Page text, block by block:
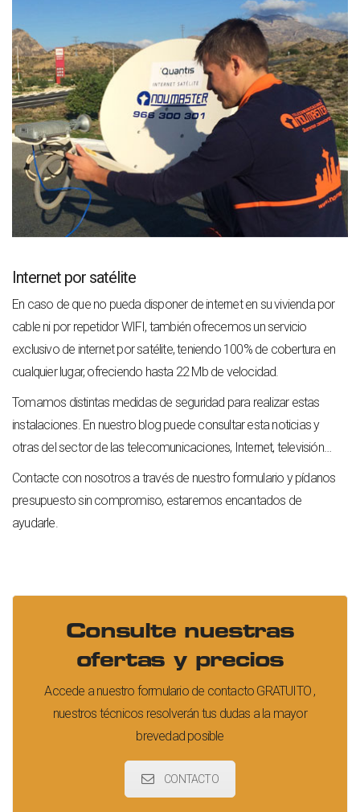
Internet por satélite
En caso de que no pueda disponer de internet en su vivienda por
cable ni por repetidor WIFI, también ofrecemos un servicio
exclusivo de internet por satélite, teniendo 100% de cobertura en
cualquier lugar, ofreciendo hasta 22 Mb de velocidad.
Tomamos distintas medidas de seguridad para realizar estas
instalaciones. En nuestro blog puede consultar esta noticias y
otras del sector de las telecomunicaciones, Internet, televisión…
Contacte con nosotros a través de nuestro formulario y pídanos
presupuesto sin compromiso, estaremos encantados de
ayudarle.
Consulte nuestras
ofertas y precios
Accede a nuestro formulario de contacto GRATUITO ,
nuestros técnicos resolverán tus dudas a la mayor
brevedad posible
CONTACTO